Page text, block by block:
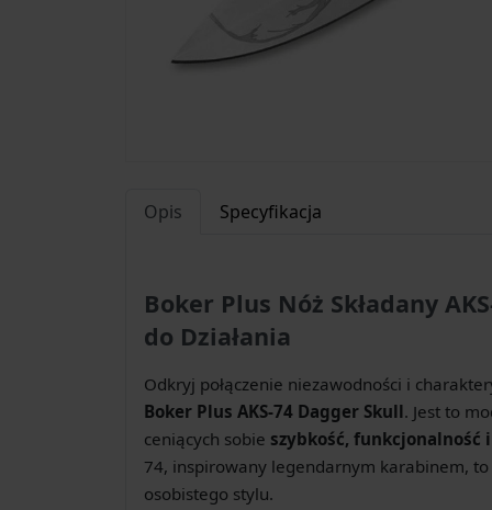
Opis Specyfikacja
Boker Plus Nóż Składany
do Działania
Odkryj połączenie niezawodności i
Boker Plus AKS-74 Dagger Skull. Jest to
ceniących sobie szybkość, funkcjonalność
74, inspirowany legendarnym karabinem,
osobistego stylu.